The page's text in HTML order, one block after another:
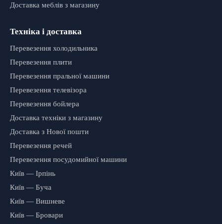
Доставка меблів з магазину
Техніка і доставка
Перевезення холодильника
Перевезення плити
Перевезення пральної машини
Перевезення телевізора
Перевезення бойлера
Доставка техніки з магазину
Доставка з Нової пошти
Перевезення речей
Перевезення посудомийної машини
Київ — Ірпінь
Київ — Буча
Київ — Вишневе
Київ — Бровари